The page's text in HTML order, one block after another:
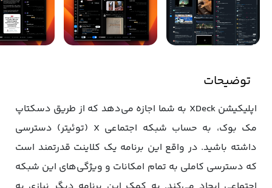
توضیحات
اپلیکیشن XDeck به شما اجازه می‌دهد که از طریق دسکتاپ
مک بوک، به حساب شبکه اجتماعی X (توئیتر) دسترسی
داشته باشید. در واقع این برنامه یک کلاینت قدرتمند است
که دسترسی کاملی به تمام امکانات و ویژگی‌های این شبکه